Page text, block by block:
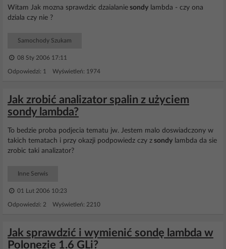
Witam Jak mozna sprawdzic dzaialanie sondy lambda - czy ona
dziala czy nie ?
Samochody Szukam
08 Sty 2006 17:11
Odpowiedzi: 1 Wyświetleń: 1974
Jak zrobić analizator spalin z użyciem
sondy lambda?
To bedzie proba podjecia tematu jw. Jestem malo doswiadczony w
takich tematach i przy okazji podpowiedz czy z sondy lambda da sie
zrobic taki analizator?
Inne Serwis
01 Lut 2006 10:23
Odpowiedzi: 2 Wyświetleń: 2210
Jak sprawdzić i wymienić sondę lambda w
Polonezie 1.6 GLi?